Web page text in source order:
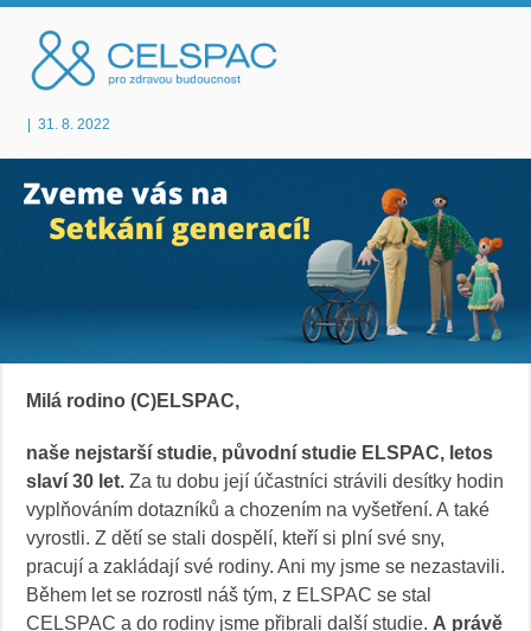
31. 8. 2022
Milá rodino (C)ELSPAC,
naše nejstarší studie, původní studie ELSPAC, letos
slaví 30 let. Za tu dobu její účastníci strávili desítky hodin
vyplňováním dotazníků a chozením na vyšetření. A také
vyrostli. Z dětí se stali dospělí, kteří si plní své sny,
pracují a zakládají své rodiny. Ani my jsme se nezastavili.
Během let se rozrostl náš tým, z ELSPAC se stal
CELSPAC a do rodiny jsme přibrali další studie. A právě